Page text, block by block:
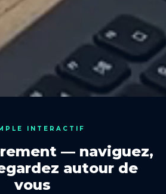
INTERACTIF
— naviguez,
autour de
vous